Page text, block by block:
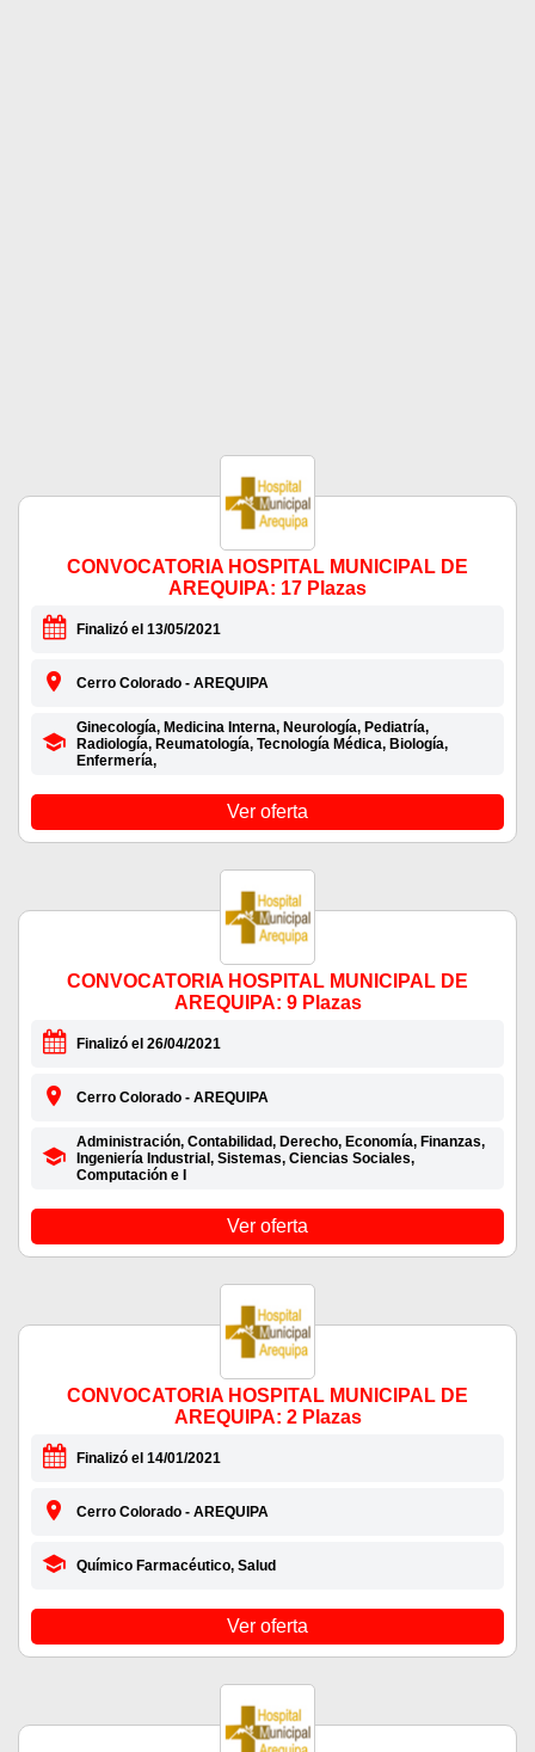
CONVOCATORIA HOSPITAL MUNICIPAL DE
AREQUIPA: 17 Plazas
Finalizó el 13/05/2021
Cerro Colorado - AREQUIPA
Ginecología, Medicina Interna, Neurología, Pediatría,
Radiología, Reumatología, Tecnología Médica, Biología,
Enfermería,
Ver oferta
CONVOCATORIA HOSPITAL MUNICIPAL DE
AREQUIPA: 9 Plazas
Finalizó el 26/04/2021
Cerro Colorado - AREQUIPA
Administración, Contabilidad, Derecho, Economía, Finanzas,
Ingeniería Industrial, Sistemas, Ciencias Sociales,
Computación e I
Ver oferta
CONVOCATORIA HOSPITAL MUNICIPAL DE
AREQUIPA: 2 Plazas
Finalizó el 14/01/2021
Cerro Colorado - AREQUIPA
Químico Farmacéutico, Salud
Ver oferta